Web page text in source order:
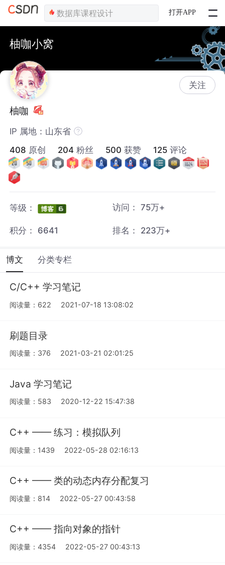
打开APP
柚咖小窝
关注
柚咖
IP 属地：山东省
408 原创 204 粉丝 500 获赞 125 评论
等级： 访问： 75万+
积分： 6641 排名： 223万+
博文 分类专栏
C/C++ 学习笔记
阅读量：622 2021-07-18 13:08:02
刷题目录
阅读量：376 2021-03-21 02:01:25
Java 学习笔记
阅读量：583 2020-12-22 15:47:38
C++ —— 练习：模拟队列
阅读量：1439 2022-05-28 02:16:13
C++ —— 类的动态内存分配复习
阅读量：814 2022-05-27 00:43:58
C++ —— 指向对象的指针
阅读量：4354 2022-05-27 00:43:13